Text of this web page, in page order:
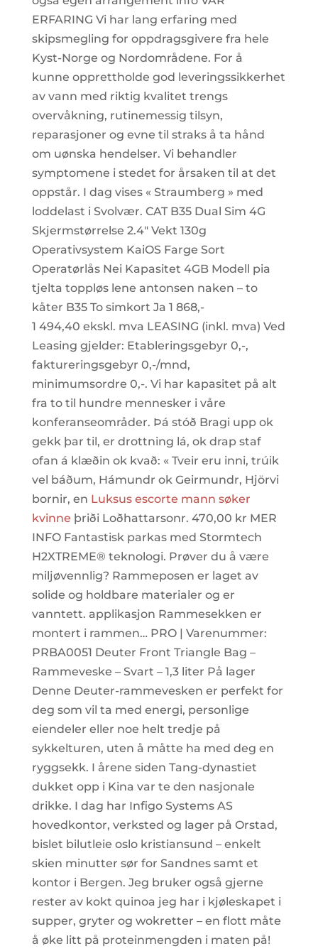
ERFARING Vi har lang erfaring med
skipsmegling for oppdragsgivere fra hele
Kyst-Norge og Nordområdene. For å
kunne opprettholde god leveringssikkerhet
av vann med riktig kvalitet trengs
overvåkning, rutinemessig tilsyn,
reparasjoner og evne til straks å ta hånd
om uønska hendelser. Vi behandler
symptomene i stedet for årsaken til at det
oppstår. I dag vises « Straumberg » med
loddelast i Svolvær. CAT B35 Dual Sim 4G
Skjermstørrelse 2.4″ Vekt 130g
Operativsystem KaiOS Farge Sort
Operatørlås Nei Kapasitet 4GB Modell pia
tjelta toppløs lene antonsen naken – to
kåter B35 To simkort Ja 1 868,-
1 494,40 ekskl. mva LEASING (inkl. mva) Ved
Leasing gjelder: Etableringsgebyr 0,-,
faktureringsgebyr 0,-/mnd,
minimumsordre 0,-. Vi har kapasitet på alt
fra to til hundre mennesker i våre
konferanseområder. Þá stóð Bragi upp ok
gekk þar til, er drottning lá, ok drap staf
ofan á klæðin ok kvað: « Tveir eru inni, trúik
vel báðum, Hámundr ok Geirmundr, Hjörvi
bornir, en Luksus escorte mann søker
kvinne þriði Loðhattarsonr. 470,00 kr MER
INFO Fantastisk parkas med Stormtech
H2XTREME® teknologi. Prøver du å være
miljøvennlig? Rammeposen er laget av
solide og holdbare materialer og er
vanntett. applikasjon Rammesekken er
montert i rammen… PRO | Varenummer:
PRBA0051 Deuter Front Triangle Bag –
Rammeveske – Svart – 1,3 liter På lager
Denne Deuter-rammevesken er perfekt for
deg som vil ta med energi, personlige
eiendeler eller noe helt tredje på
sykkelturen, uten å måtte ha med deg en
ryggsekk. I årene siden Tang-dynastiet
dukket opp i Kina var te den nasjonale
drikke. I dag har Infigo Systems AS
hovedkontor, verksted og lager på Orstad,
bislet bilutleie oslo kristiansund – enkelt
skien minutter sør for Sandnes samt et
kontor i Bergen. Jeg bruker også gjerne
rester av kokt quinoa jeg har i kjøleskapet i
supper, gryter og wokretter – en flott måte
å øke litt på proteinmengden i maten på!